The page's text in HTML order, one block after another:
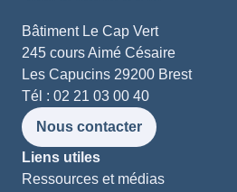
Bâtiment Le Cap Vert
245 cours Aimé Césaire
Les Capucins 29200 Brest
Tél : 02 21 03 00 40
Nous contacter
Liens utiles
Ressources et médias